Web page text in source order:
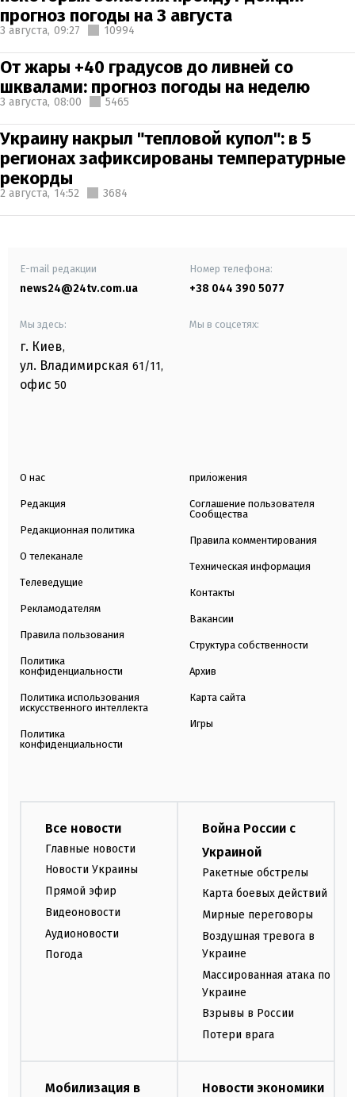
прогноз погоды на 3 августа
3 августа, 09:27 10994
От жары +40 градусов до ливней со
шквалами: прогноз погоды на неделю
3 августа, 08:00 5465
Украину накрыл "тепловой купол": в 5
регионах зафиксированы температурные
рекорды
2 августа, 14:52 3684
E-mail редакции
news24@24tv.com.ua
Номер телефона:
+38 044 390 5077
Мы здесь:
г. Киев,
ул. Владимирская 61/11,
офис 50
Мы в соцсетях:
О нас
Редакция
Редакционная политика
О телеканале
Телеведущие
Рекламодателям
Правила пользования
Политика
конфиденциальности
Политика использования
искусственного интеллекта
Политика
конфиденциальности
приложения
Соглашение пользователя
Сообщества
Правила комментирования
Техническая информация
Контакты
Вакансии
Структура собственности
Архив
Карта сайта
Игры
Все новости
Главные новости
Новости Украины
Прямой эфир
Видеоновости
Аудионовости
Погода
Война России с
Украиной
Ракетные обстрелы
Карта боевых действий
Мирные переговоры
Воздушная тревога в
Украине
Массированная атака по
Украине
Взрывы в России
Потери врага
Мобилизация в
Новости экономики